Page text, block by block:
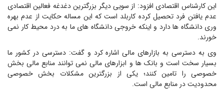
این کارشناس اقتصادی افزود: از سویی دیگر بزرگترین دغدغه فعالین اقتصادی
عدم یافتن فرد تحصیل کرده کاربلد است که این مساله حکایت از عدم بهره
وری دانشگاه ها دارد و اینکه خروجی دانشگاه های ما به درد محیط کار نمی
خورند.
وی به دسترسی به بازارهای مالی اشاره کرد و گفت: دسترسی در کشور ما
بسیار سخت است و بانک ها و ابزارهای مالی نمی توانند منابع مالی بخش
خصوصی را تامین کنند؛ یکی از بزرگترین مشکلات بخش خصوصی
محدودیت در منابع مالی است.